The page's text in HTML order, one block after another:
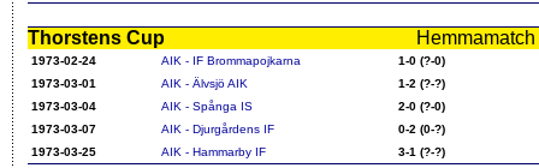
Thorstens Cup
1973-02-24 AIK - IF Brommapojkarna
1-0 (?-0)
1973-03-01
AIK - Älvsjö AIK
1-2 (?-?)
1973-03-04
AIK - Spånga IS
2-0 (?-0)
1973-03-07
AIK - Djurgårdens IF
0-2 (0-?)
1973-03-25
AIK - Hammarby IF 3-1 (?-?)